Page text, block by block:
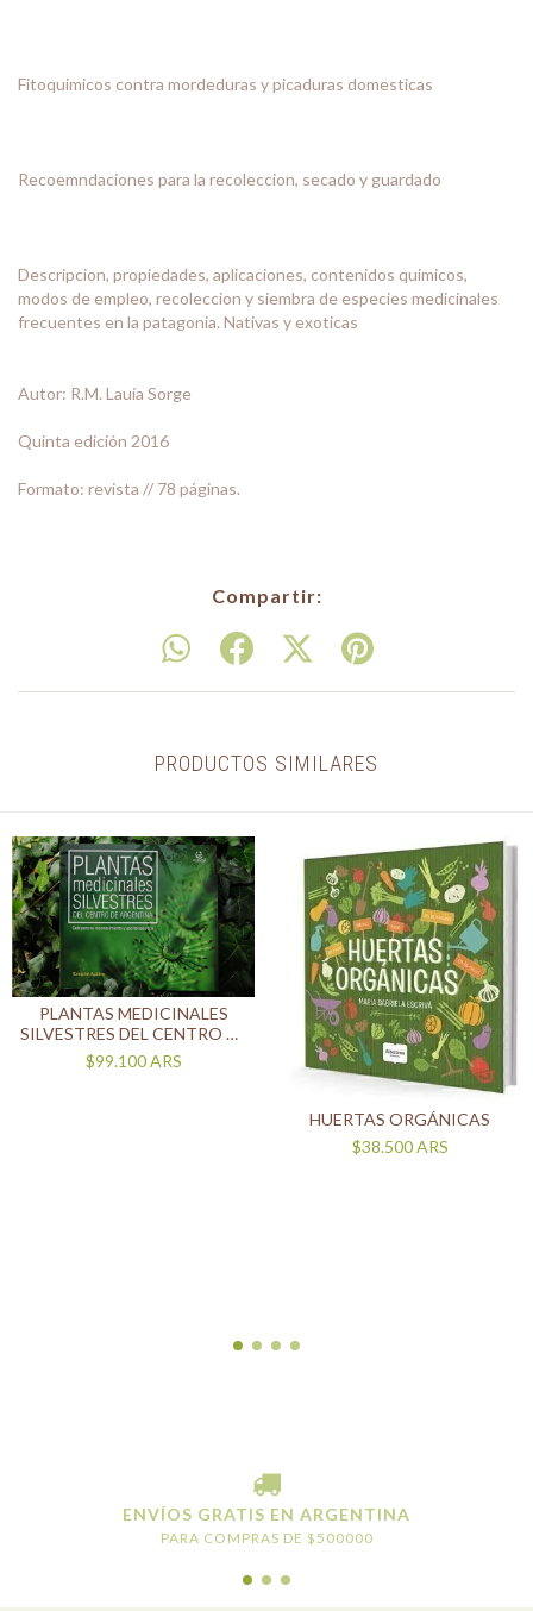
Fitoquimicos contra mordeduras y picaduras domesticas
Recoemndaciones para la recoleccion, secado y guardado
Descripcion, propiedades, aplicaciones, contenidos quimicos,
modos de empleo, recoleccion y siembra de especies medicinales
frecuentes en la patagonia. Nativas y exoticas
Autor: R.M. Lauía Sorge
Quinta edición 2016
Formato: revista // 78 páginas.
Compartir:
PRODUCTOS SIMILARES
PLANTAS MEDICINALES
SILVESTRES DEL CENTRO DE
ARGENTINA TOMO I
$99.100ARS
HUERTAS ORGÁNICAS
$38.500ARS
ENVÍOS GRATIS EN ARGENTINA
PARA COMPRAS DE $500000